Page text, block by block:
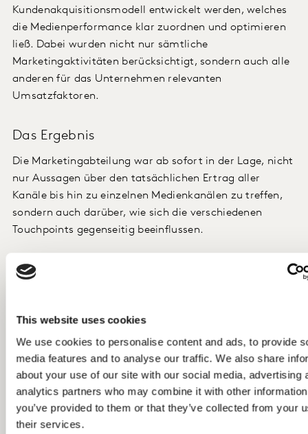
This website uses cookies
We use cookies to personalise content and ads, to provide
media features and to analyse our traffic. We also share
about your use of our site with our social media, advertising
analytics partners who may combine it with other
you’ve provided to them or that they’ve collected from your
their services.
Kundenakquisitionsmodell entwickelt werden, welches
die Medienperformance klar zuordnen und optimieren
ließ. Dabei wurden nicht nur sämtliche
Marketingaktivitäten berücksichtigt, sondern auch alle
anderen für das Unternehmen relevanten
Umsatzfaktoren.
Das Ergebnis
Die Marketingabteilung war ab sofort in der Lage, nicht
nur Aussagen über den tatsächlichen Ertrag aller
Kanäle bis hin zu einzelnen Medienkanälen zu treffen,
sondern auch darüber, wie sich die verschiedenen
Touchpoints gegenseitig beeinflussen.
Für den Kunden - der bis zu diesem Zeitpunkt rein
betriebswirtschaftliche Modelle auf der Grundlage
deutliche Verbesserung. Der Zugang zu neuen,
eröffnete neue Möglichkeiten, Insights in praktische
Handlungsempfehlungen umzusetzen.
Die Umsetzung